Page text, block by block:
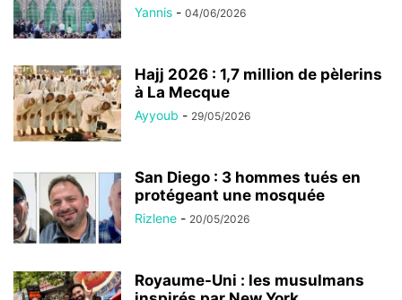
Yannis - 04/06/2026
Hajj 2026 : 1,7 million de pèlerins
à La Mecque
Ayyoub - 29/05/2026
San Diego : 3 hommes tués en
protégeant une mosquée
Rizlene - 20/05/2026
Royaume-Uni : les musulmans